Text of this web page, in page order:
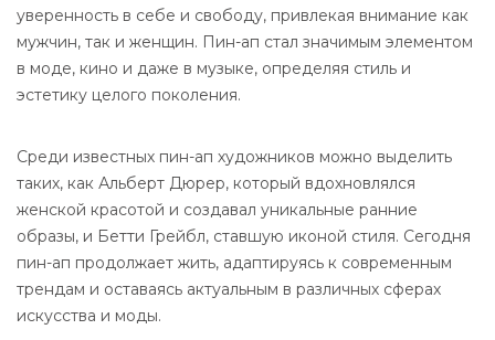
уверенность в себе и свободу, привлекая внимание как
мужчин, так и женщин. Пин-ап стал значимым элементом
в моде, кино и даже в музыке, определяя стиль и
эстетику целого поколения.
Среди известных пин-ап художников можно выделить
таких, как Альберт Дюрер, который вдохновлялся
женской красотой и создавал уникальные ранние
образы, и Бетти Грейбл, ставшую иконой стиля. Сегодня
пин-ап продолжает жить, адаптируясь к современным
трендам и оставаясь актуальным в различных сферах
искусства и моды.